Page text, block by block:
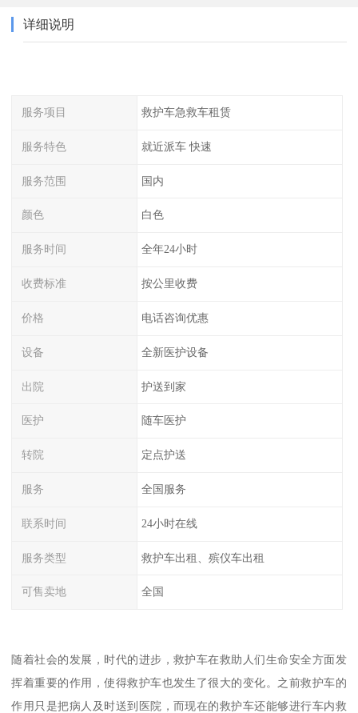
详细说明
服务项目 救护车急救车租赁
服务特色 就近派车 快速
服务范围 国内
颜色 白色
服务时间 全年24小时
收费标准 按公里收费
价格 电话咨询优惠
设备 全新医护设备
出院 护送到家
医护 随车医护
转院 定点护送
服务 全国服务
联系时间 24小时在线
服务类型 救护车出租、殡仪车出租
可售卖地 全国
随着社会的发展，时代的进步，救护车在救助人们生命安全方面发
挥着重要的作用，使得救护车也发生了很大的变化。之前救护车的
作用只是把病人及时送到医院，而现在的救护车还能够进行车内救